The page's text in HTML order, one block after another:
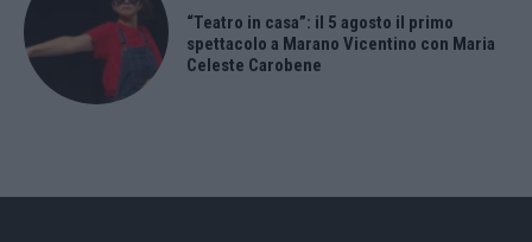
“Teatro in casa”: il 5 agosto il primo
spettacolo a Marano Vicentino con Maria
Celeste Carobene